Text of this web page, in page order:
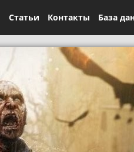
Статьи Контакты База